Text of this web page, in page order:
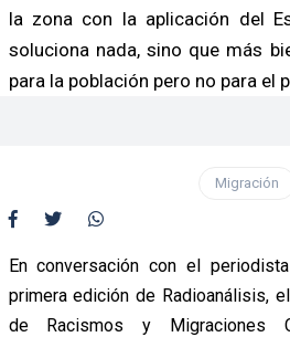
la zona con la aplicación del
soluciona nada, sino que más
para la población pero no para el
Migración
En conversación con el
primera edición de Radioanálisis,
de Racismos y Migraciones